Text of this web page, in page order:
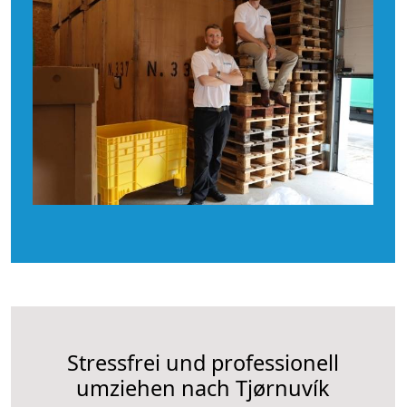
Stressfrei und professionell
umziehen nach Tjørnuvík